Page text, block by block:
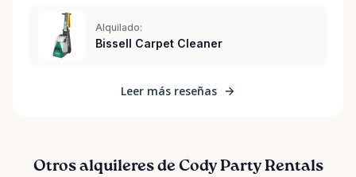
Alquilado:
Bissell Carpet Cleaner
Leer más reseñas
Otros alquileres de Cody Party Rentals